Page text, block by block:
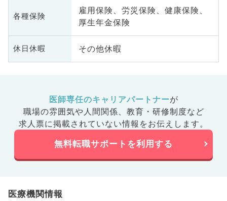
各種保険
雇用保険、労災保険、健康保険、
厚生年金保険
休日休暇 その他休暇
医師専任のキャリアパートナーが
職場の雰囲気や人間関係、 教育・研修制度など
求人票に掲載されていない情報をお伝えします。
無料転職サポートを利用する
医療機関情報